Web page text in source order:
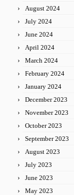
August 2024
July 2024
June 2024
April 2024
March 2024
February 2024
January 2024
December 2023
November 2023
October 2023
September 2023
August 2023
July 2023
June 2023
May 2023